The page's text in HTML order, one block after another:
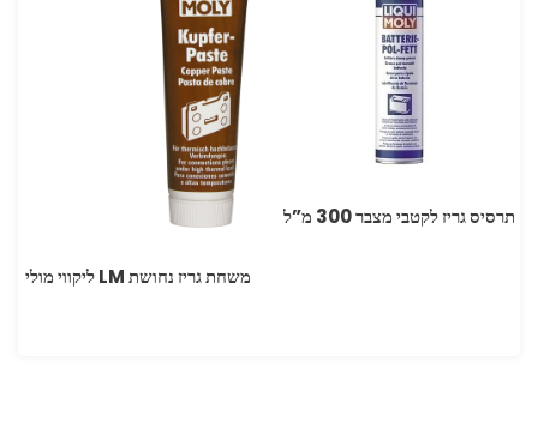
תרסיס גריז לקטבי מצבר 300 מ”ל
משחת גריז נחושת LM ליקווי מולי